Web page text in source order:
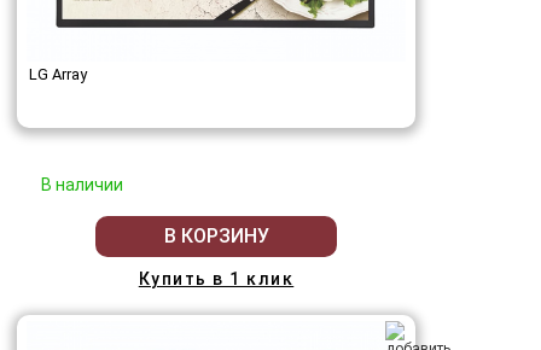
LG Array
В наличии
В КОРЗИНУ
Купить в 1 клик